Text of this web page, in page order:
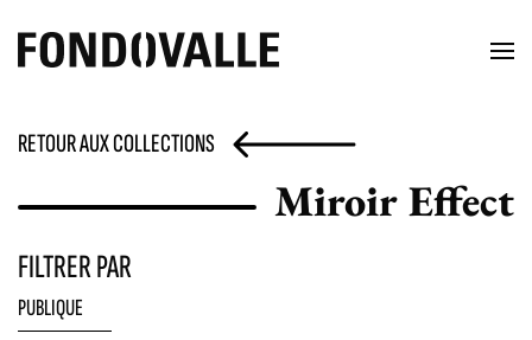
RETOUR AUX COLLECTIONS
Miroir Effect
FILTRER PAR
PUBLIQUE